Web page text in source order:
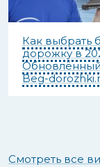
Как выбрать
дорожку в
Beg-
Смотреть все